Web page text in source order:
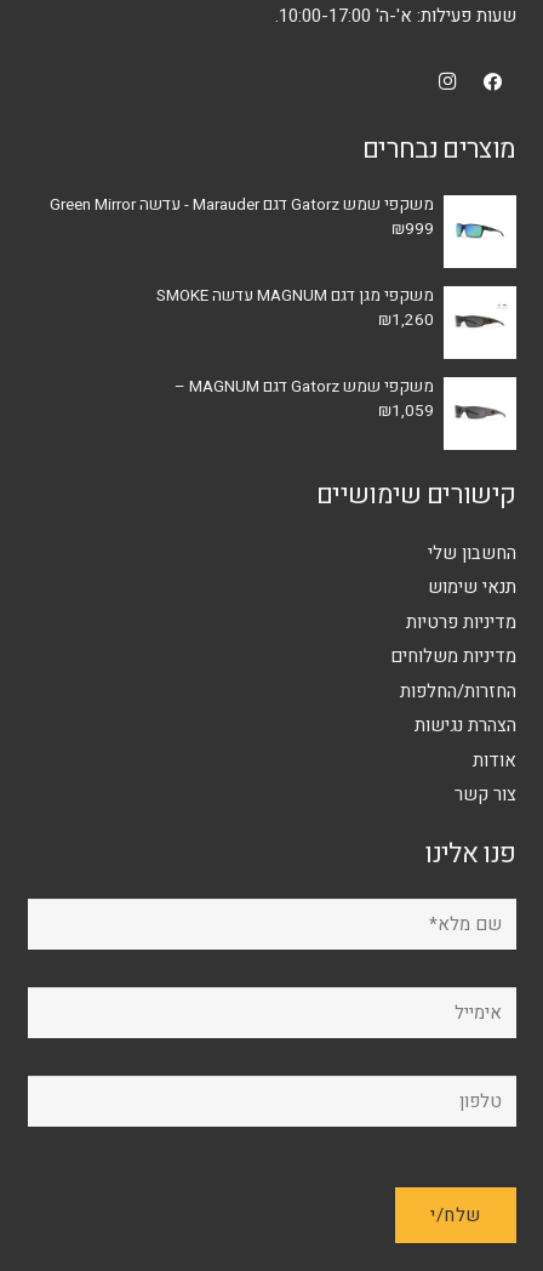
שעות פעילות: א'-ה' 10:00-17:00.
מוצרים נבחרים
משקפי שמש Gatorz דגם Marauder - עדשה Green Mirror
₪999
משקפי מגן דגם MAGNUM עדשה SMOKE
₪1,260
משקפי שמש Gatorz דגם MAGNUM –
₪1,059
קישורים שימושיים
החשבון שלי
תנאי שימוש
מדיניות פרטיות
מדיניות משלוחים
החזרות/החלפות
הצהרת נגישות
אודות
צור קשר
פנו אלינו